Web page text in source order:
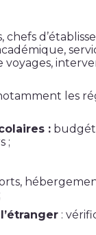
chefs
voyages,
les
:
;
: